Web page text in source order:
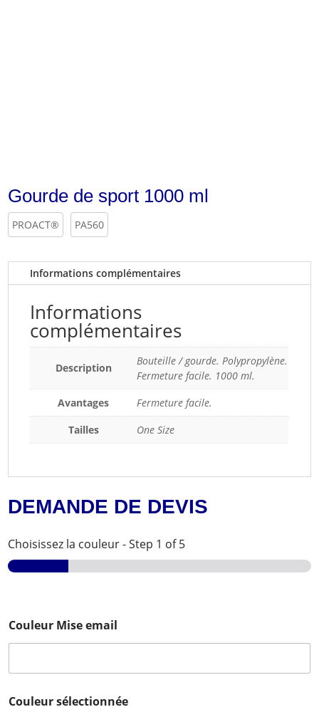
Gourde de sport 1000 ml
PROACT® PA560
Informations complémentaires
Informations
complémentaires
Description
Bouteille / gourde. Polypropylène.
Fermeture facile. 1000 ml.
Avantages
Fermeture facile.
Tailles
One Size
DEMANDE DE DEVIS
Choisissez la couleur-Step 1 of 5
Couleur Mise email
Couleur sélectionnée